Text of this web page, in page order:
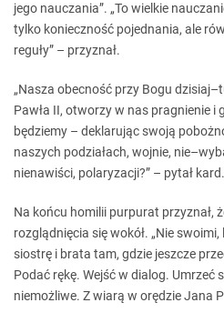
jego nauczania”. „To wielkie
tylko konieczność pojednania, ale
reguły” – przyznał.
„Nasza obecność przy Bogu
Pawła II, otworzy w nas pragnienie i
będziemy – deklarując swoją
naszych podziałach, wojnie,
nienawiści, polaryzacji?” – pytał
Na końcu homilii purpurat przyznał,
rozglądnięcia się wokół. „Nie
siostrę i brata tam, gdzie jeszcze
Podać rękę. Wejść w dialog. Umrzeć
niemożliwe. Z wiarą w orędzie Jana